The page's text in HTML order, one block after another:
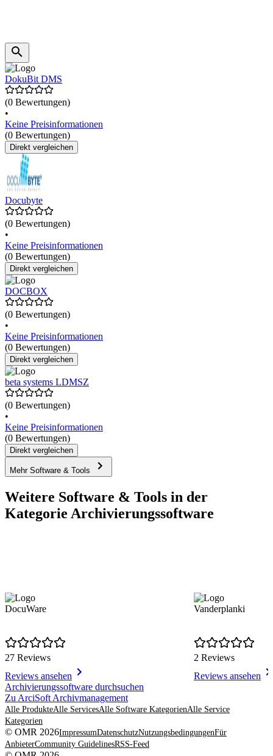
DokuBit DMS
(0 Bewertungen)
•
Keine Preisinformationen
(0 Bewertungen)
Direkt vergleichen
Docubyte
(0 Bewertungen)
•
Keine Preisinformationen
(0 Bewertungen)
Direkt vergleichen
DOCBOX
(0 Bewertungen)
•
Keine Preisinformationen
(0 Bewertungen)
Direkt vergleichen
beta systems LDMSZ
(0 Bewertungen)
•
Keine Preisinformationen
(0 Bewertungen)
Direkt vergleichen
Mehr Software & Tools
Weitere Software & Tools in der
Kategorie Archivierungssoftware
DocuWare
27 Reviews
Reviews ansehen
Vanderplanki
2 Reviews
Reviews ansehen
Item
1
of
8
Archivierungssoftware durchsuchen
Zu ArciSoft Archivmanagement
Alle ProdukteAlle ServicesAlle Software KategorienAlle Service
Kategorien
© OMR 2026ImpressumDatenschutzNutzungsbedingungenFür
AnbieterCommunity GuidelinesRSS-Feed